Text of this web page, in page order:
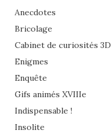
Anecdotes
Bricolage
Cabinet de curiosités 3D
Enigmes
Enquête
Gifs animés XVIIIe
Indispensable !
Insolite